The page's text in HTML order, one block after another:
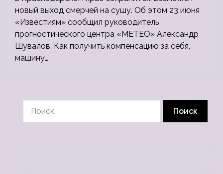
новый выход смерчей на сушу. Об этом 23 июня
«Известиям» сообщил руководитель
прогностического центра «МЕТЕО» Александр
Шувалов. Как получить компенсацию за себя,
машину…